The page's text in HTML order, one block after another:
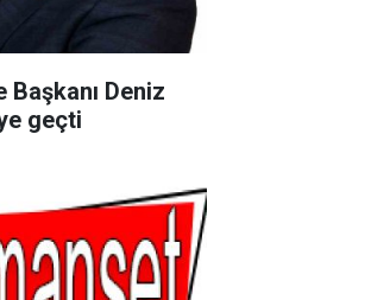
Başkanı Deniz
geçti